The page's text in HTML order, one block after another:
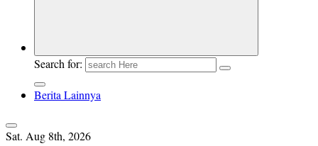
Search for:
Berita Lainnya
Sat. Aug 8th, 2026